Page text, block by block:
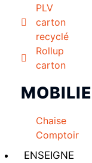
PLV
carton
recyclé
Rollup
carton
Chaise
Comptoir
ENSEIGNE